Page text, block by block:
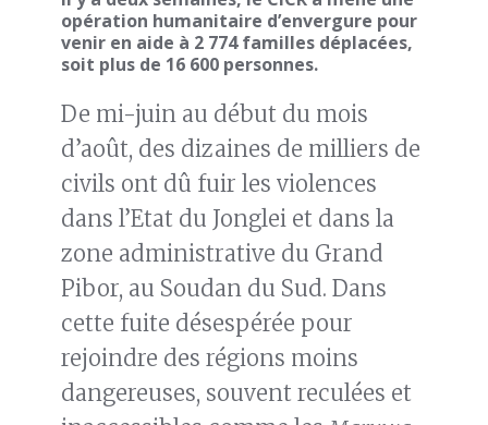
opération humanitaire d’envergure pour
venir en aide à 2 774 familles déplacées,
soit plus de 16 600 personnes.
De mi-juin au début du mois
d’août, des dizaines de milliers de
civils ont dû fuir les violences
dans l’Etat du Jonglei et dans la
zone administrative du Grand
Pibor, au Soudan du Sud. Dans
cette fuite désespérée pour
rejoindre des régions moins
dangereuses, souvent reculées et